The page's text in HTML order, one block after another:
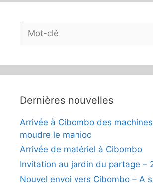
Rechercher
Dernières nouvelles
Arrivée à Cibombo des
moudre le manioc
Arrivée de matériel à Cibombo
Invitation au jardin du partage –
Nouvel envoi vers Cibombo – A